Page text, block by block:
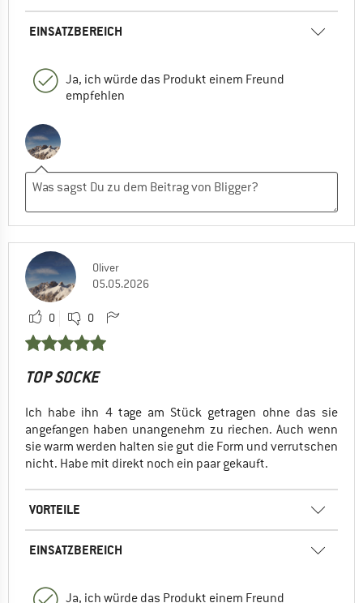
EINSATZBEREICH
Ja, ich würde das Produkt einem Freund
empfehlen
Oliver
05.05.2026
0 0
TOP SOCKE
Ich habe ihn 4 tage am Stück getragen ohne das sie
angefangen haben unangenehm zu riechen. Auch wenn
sie warm werden halten sie gut die Form und verrutschen
nicht. Habe mit direkt noch ein paar gekauft.
VORTEILE
EINSATZBEREICH
Ja, ich würde das Produkt einem Freund